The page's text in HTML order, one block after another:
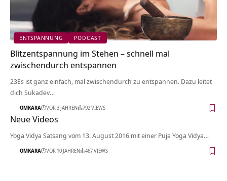
ENTSPANNUNG PODCAST
Blitzentspannung im Stehen – schnell mal
zwischendurch entspannen
23Es ist ganz einfach, mal zwischendurch zu entspannen. Dazu leitet
dich Sukadev…
OMKARA VOR 3 JAHREN 792 VIEWS
Neue Videos
Yoga Vidya Satsang vom 13. August 2016 mit einer Puja Yoga Vidya…
OMKARA VOR 10 JAHREN 467 VIEWS